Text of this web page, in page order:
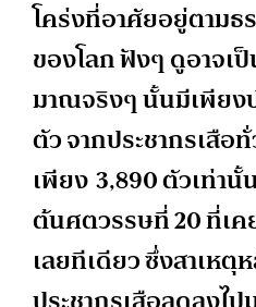
โคร่งที่อาศัยอยู่ตามธ
ของโลก ฟังๆ ดูอาจเ
มาณจริงๆ นั้นมีเพียง
ตัว จากประชากรเสือ
เพียง 3,890 ตัวเท่า
ต้นศตวรรษที่ 20 ที่เ
เลยทีเดียว ซึ่งสาเหตุ